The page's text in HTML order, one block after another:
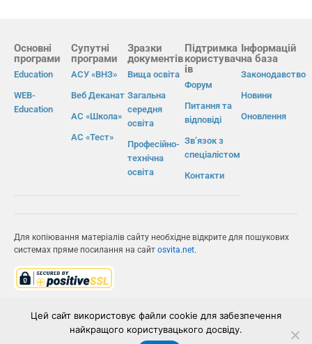
Основні
програми
Education
WEB-
Education
Супутні
програми
АСУ «ВНЗ»
Веб Деканат
АС «Школа»
АС «Тест»
Зразки
документів
Вища освіта
Загальна
середня
освіта
Професійно-
технічна
освіта
Підтримка
користувач
ів
Форум
Питання та
відповіді
Зв’язок з
спеціалістом
Контакти
Інформацій
на база
Законодавство
Новини
Оновлення
Для копіювання матеріалів сайту необхідне відкрите для пошукових
системах пряме посилання на сайт osvita.net.
ІВС «ОСВІТА»
Цей сайт використовує файли cookie для забезпечення
найкращого користувацького досвіду.